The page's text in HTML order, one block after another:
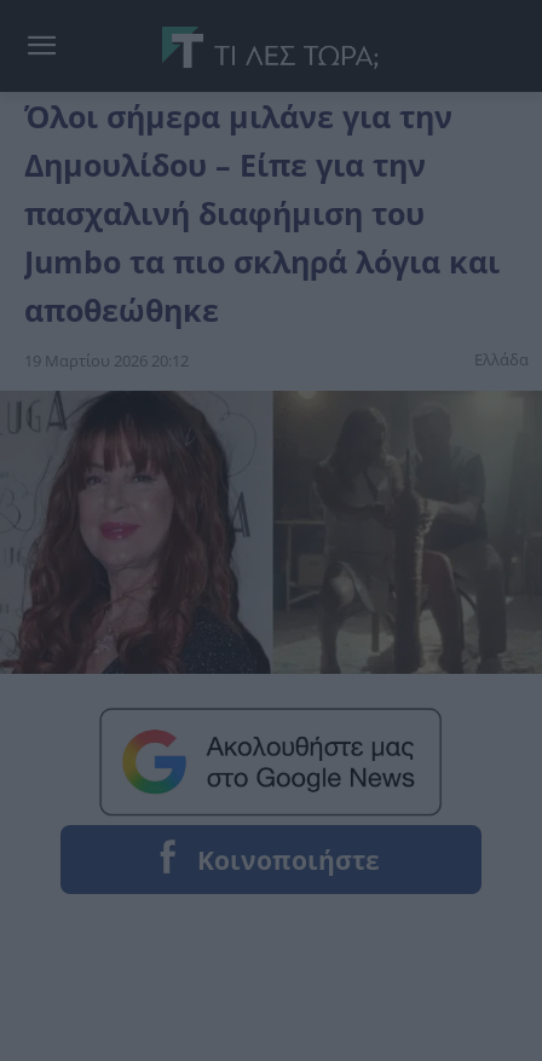
Όλοι σήμερα μιλάνε για την
Δημουλίδου – Είπε για την
πασχαλινή διαφήμιση του
Jumbo τα πιο σκληρά λόγια και
αποθεώθηκε
19 Μαρτίου 2026 20:12 Ελλάδα